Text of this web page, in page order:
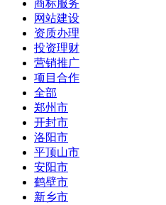
商标服务
网站建设
资质办理
投资理财
营销推广
项目合作
全部
郑州市
开封市
洛阳市
平顶山市
安阳市
鹤壁市
新乡市